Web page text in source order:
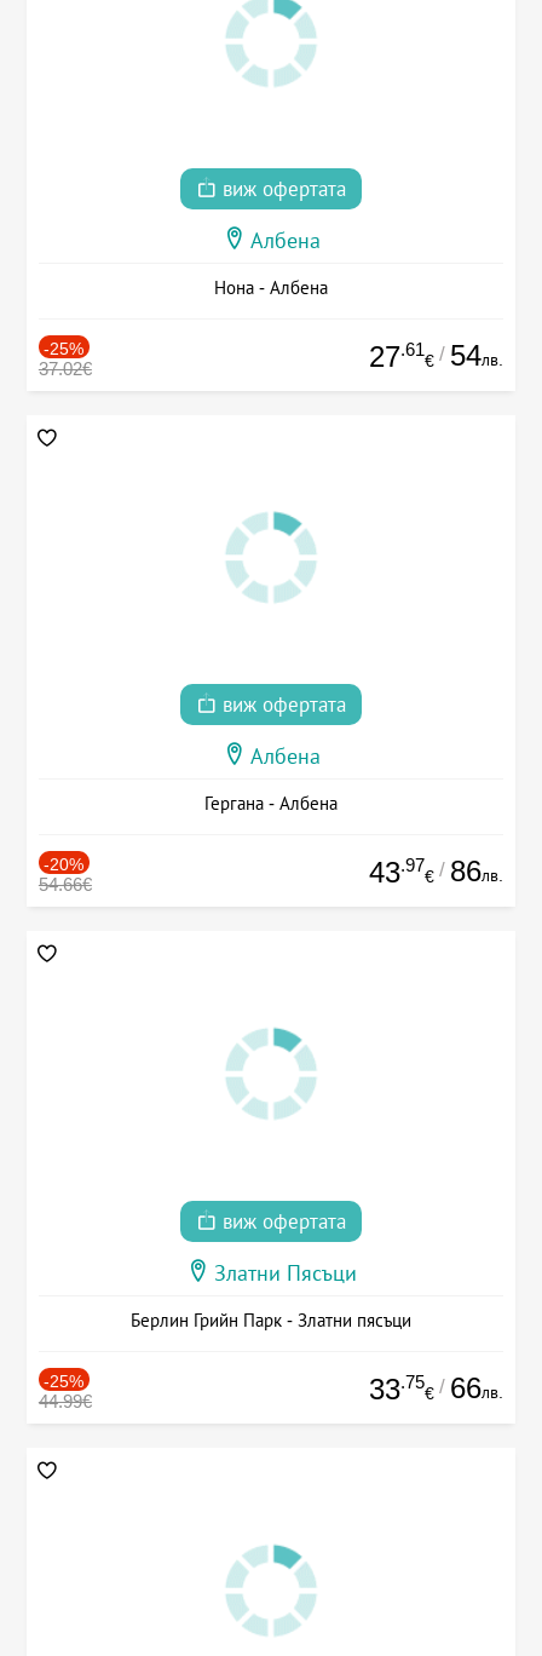
виж офертата
Албена
Нона - Албена
-25%
37.02€ 27.61
€ / 54лв.
виж офертата
Албена
Гергана - Албена
-20%
54.66€ 43.97
€ / 86лв.
виж офертата
Златни Пясъци
Берлин Грийн Парк - Златни пясъци
-25%
44.99€ 33.75
€ / 66лв.